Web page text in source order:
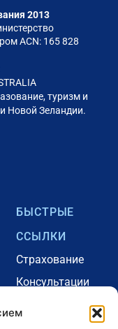
2013
ACN: 165 828
туризм и
Новой Зеландии.
БЫСТРЫЕ
ССЫЛКИ
Страхование
Консультации
Портал оплаты